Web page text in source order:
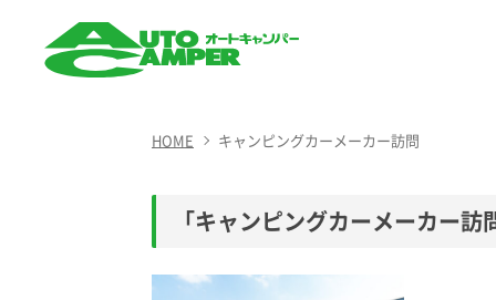
キャンパー）
HOME キャンピングカーメーカー訪問
「キャンピングカーメーカー